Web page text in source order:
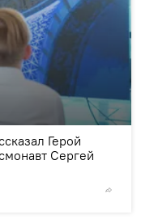
Герой
Сергей